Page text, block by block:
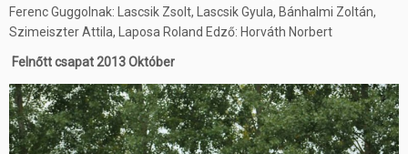
Ferenc Guggolnak: Lascsik Zsolt, Lascsik Gyula, Bánhalmi Zoltán,
Szimeiszter Attila, Laposa Roland Edző: Horváth Norbert
Felnőtt csapat 2013 Október